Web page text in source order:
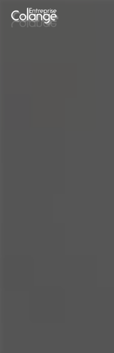
Panneau de gestion des cookies